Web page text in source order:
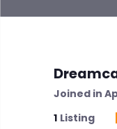
Joined in
1 Listing